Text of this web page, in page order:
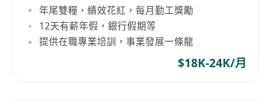
年尾雙糧，績效花紅，每月勤工獎勵
12天有薪年假，銀行假期等
提供在職專業培訓，事業發展一條龍
$18K-24K/月